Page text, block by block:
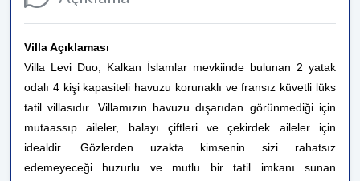
Villa Açıklaması
Villa Levi Duo, Kalkan İslamlar mevkiinde bulunan 2 yatak
odalı 4 kişi kapasiteli havuzu korunaklı ve fransız küvetli lüks
tatil villasıdır. Villamızın havuzu dışarıdan görünmediği için
mutaassıp aileler, balayı çiftleri ve çekirdek aileler için
idealdir. Gözlerden uzakta kimsenin sizi rahatsız
edemeyeceği huzurlu ve mutlu bir tatil imkanı sunan